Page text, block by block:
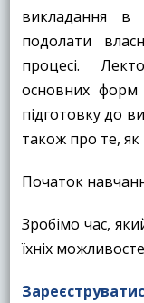
викладання в
подолати
процесі.
основних форм
підготовку до
також про те,
Початок
Зробімо час,
їхніх